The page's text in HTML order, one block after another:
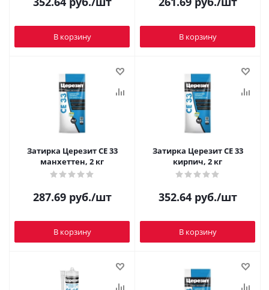
В корзину В корзину
Затирка Церезит CE 33
манхеттен, 2 кг
287.69руб./шт
В корзину
Затирка Церезит CE 33
кирпич, 2 кг
352.64руб./шт
В корзину